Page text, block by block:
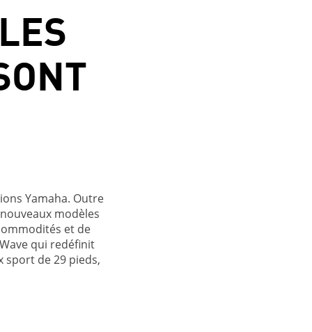
Yamaha. Outre
modèles
et de
qui redéfinit
sport de 29 pieds,